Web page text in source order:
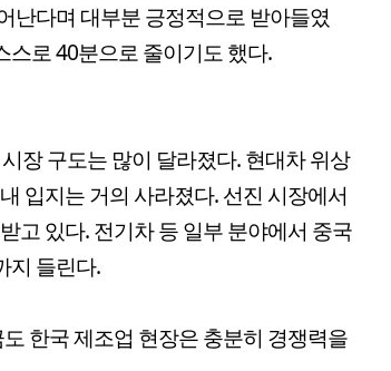
난다며 대부분 긍정적으로 받아들였
스로 40분으로 줄이기도 했다.
장 구도는 많이 달라졌다. 현대차 위상
입지는 거의 사라졌다. 선진 시장에서
고 있다. 전기차 등 일부 분야에서 중국
지 들린다.
한국 제조업 현장은 충분히 경쟁력을